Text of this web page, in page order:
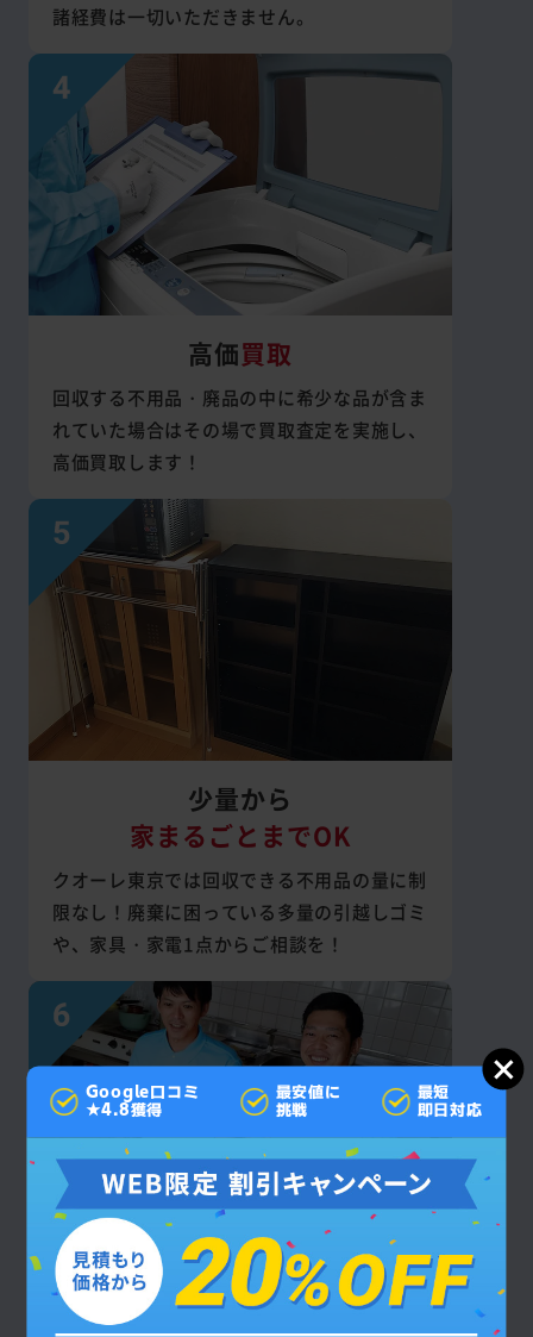
諸経費は一切いただきません。
高価買取
回収する不用品・廃品の中に希少な品が含ま
れていた場合はその場で買取査定を実施し、
高価買取します！
少量から
家まるごとまでOK
クオーレ東京では回収できる不用品の量に制
限なし！廃棄に困っている多量の引越しゴミ
や、家具・家電1点からご相談を！
見積もり後の
追加料金なし
Google口コミ
★4.8獲得
最安値に
挑戦
最短
即日対応